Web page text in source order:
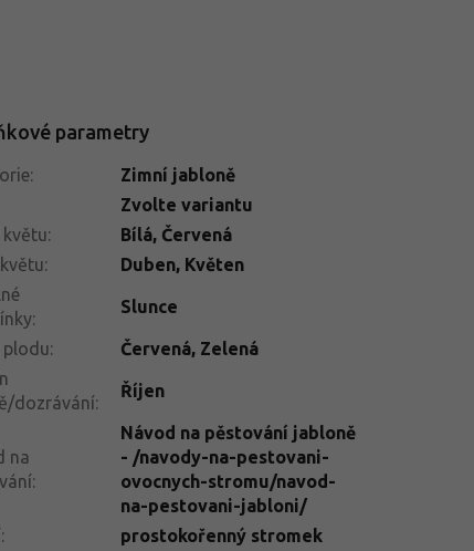
parametry
:
Zimní jabloně
Zvolte variantu
květu:
Bílá, Červená
:
Duben, Květen
:
Slunce
plodu:
Červená, Zelená
dozrávání:
Říjen
na
:
Návod na pěstování jabloně
- /navody-na-pestovani-
ovocnych-stromu/navod-
na-pestovani-jabloni/
: prostokořenný stromek